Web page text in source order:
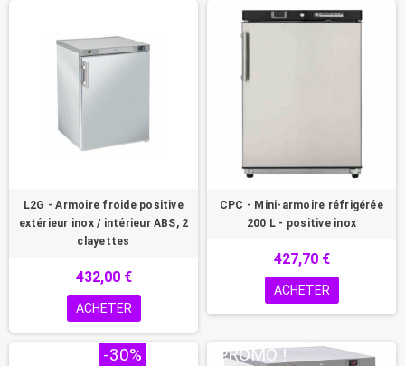
L2G - Armoire froide positive
extérieur inox / intérieur ABS, 2
clayettes
432,00 €
ACHETER
CPC - Mini-armoire réfrigérée
200 L - positive inox
427,70 €
ACHETER
-30% PROMO !